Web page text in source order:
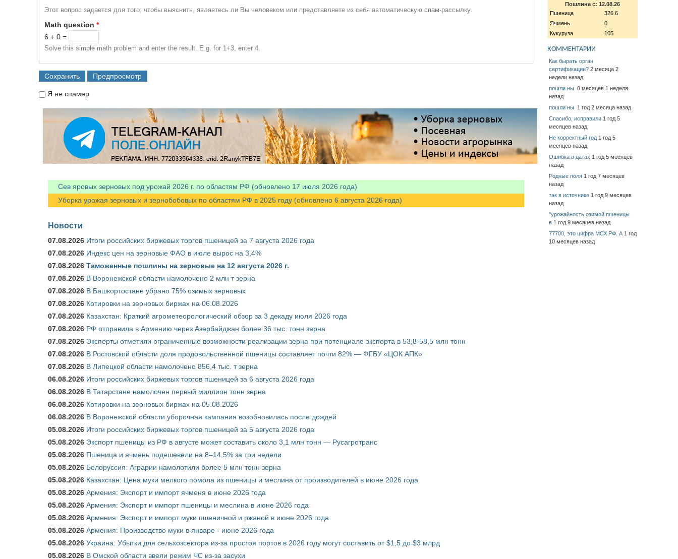
Этот вопрос задается для того, чтобы выяснить, являетесь ли Вы человеком или представляете из себя автоматическую спам-рассылку.
Math question *
6 + 0 =
Solve this simple math problem and enter the result. E.g. for 1+3, enter 4.
Я не спамер
Сев яровых зерновых под урожай 2026 г. по областям РФ (обновлено 17 июля 2026 года)
Уборка урожая зерновых и зернобобовых по областям РФ в 2025 году (обновлено 6 августа 2026 года)
Новости
07.08.2026 Итоги российских биржевых торгов пшеницей за 7 августа 2026 года
07.08.2026 Индекс цен на зерновые ФАО в июле вырос на 3,4%
07.08.2026 Таможенные пошлины на зерновые на 12 августа 2026 г.
07.08.2026 В Воронежской области намолочено 2 млн т зерна
07.08.2026 В Башкортостане убрано 75% озимых зерновых
07.08.2026 Котировки на зерновых биржах на 06.08.2026
07.08.2026 Казахстан: Краткий агрометеорологический обзор за 3 декаду июля 2026 года
07.08.2026 РФ отправила в Армению через Азербайджан более 36 тыс. тонн зерна
07.08.2026 Эксперты отметили ограниченные возможности реализации зерна при потенциале экспорта в 53,8-58,5 млн тонн
07.08.2026 В Ростовской области доля продовольственной пшеницы составляет почти 82% — ФГБУ «ЦОК АПК»
07.08.2026 В Липецкой области намолочено 856,4 тыс. т зерна
06.08.2026 Итоги российских биржевых торгов пшеницей за 6 августа 2026 года
06.08.2026 В Татарстане намолочен первый миллион тонн зерна
06.08.2026 Котировки на зерновых биржах на 05.08.2026
06.08.2026 В Воронежской области уборочная кампания возобновилась после дождей
05.08.2026 Итоги российских биржевых торгов пшеницей за 5 августа 2026 года
05.08.2026 Экспорт пшеницы из РФ в августе может составить около 3,1 млн тонн — Русагротранс
05.08.2026 Пшеница и ячмень подешевели на 8–14,5% за три недели
05.08.2026 Белоруссия: Аграрии намолотили более 5 млн тонн зерна
05.08.2026 Казахстан: Цена муки мелкого помола из пшеницы и меслина от производителей в июне 2026 года
05.08.2026 Армения: Экспорт и импорт ячменя в июне 2026 года
05.08.2026 Армения: Экспорт и импорт пшеницы и меслина в июне 2026 года
05.08.2026 Армения: Экспорт и импорт муки пшеничной и ржаной в июне 2026 года
05.08.2026 Армения: Производство муки в январе - июне 2026 года
05.08.2026 Украина: Убытки для сельхозсектора из-за простоя портов в 2026 году могут составить от $1,5 до $3 млрд
05.08.2026 В Омской области ввели режим ЧС из-за засухи
Пошлина с: 12.08.26
Пшеница
326.6
Ячмень
0
Кукуруза
105
КОММЕНТАРИИ
Как бырать орган
сертификации? 2 месяца 2
недели назад
пошли ны 8 месяцев 1 неделя
назад
пошли ны 1 год 2 месяца назад
Спасибо, исправили 1 год 5
месяцев назад
Не корректный год 1 год 5
месяцев назад
Ошибка в датах 1 год 5 месяцев
назад
Родные поля 1 год 7 месяцев
назад
так в источнике 1 год 9 месяцев
назад
"урожайность озимой пшеницы
в 1 год 9 месяцев назад
77700, это цифра МСХ РФ. А 1 год
10 месяцев назад